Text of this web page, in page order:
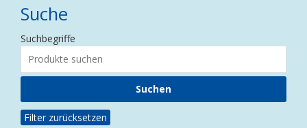
Suche
Suchbegriffe
Filter zurücksetzen